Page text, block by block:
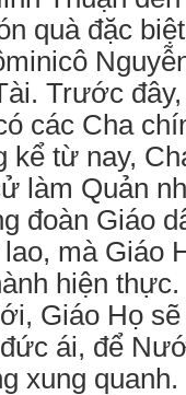
quà đặc
Trước
các Cha
kể từ nay,
làm Quản
đoàn Giáo
mà Giáo
hiện
Giáo Họ
ái, để
xung